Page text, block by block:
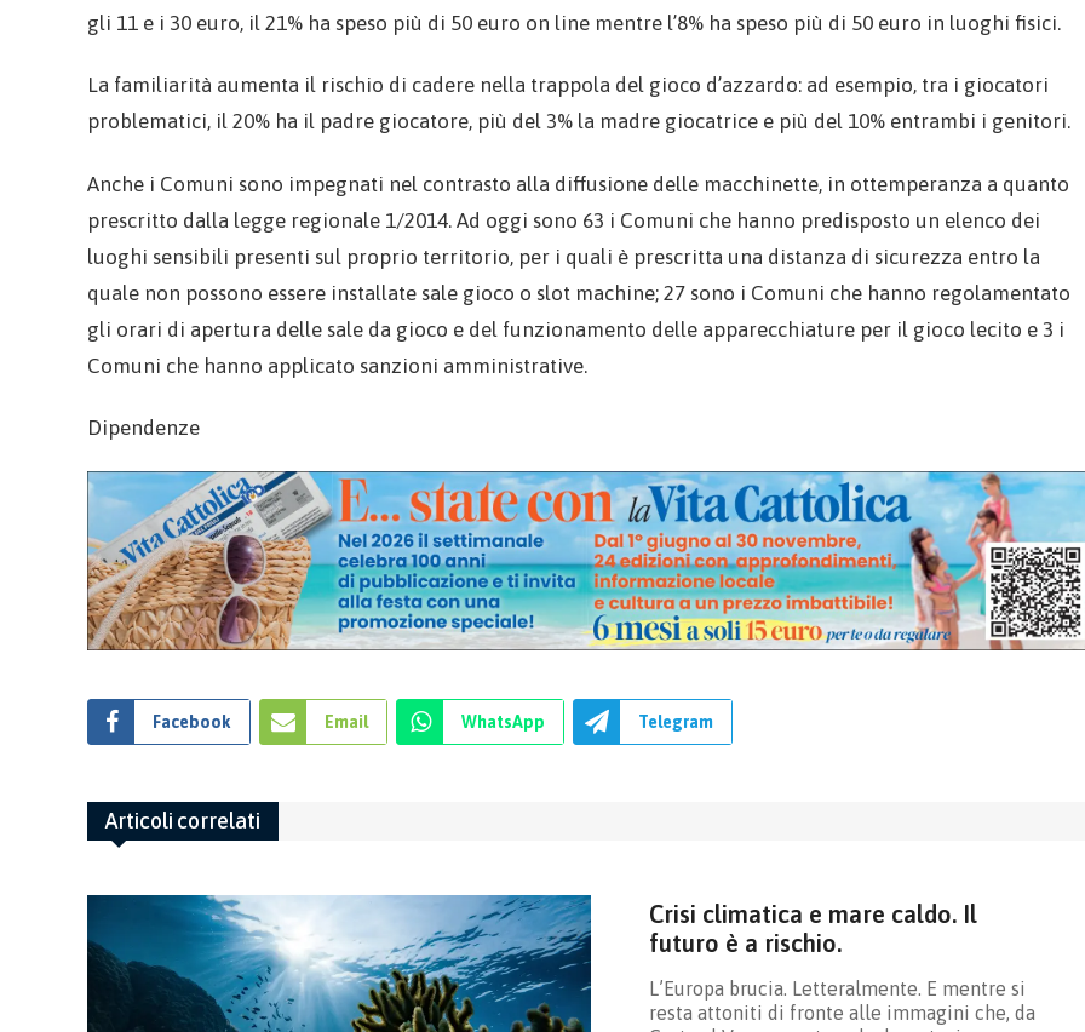
gli 11 e i 30 euro, il 21% ha speso più di 50 euro on line mentre l’8% ha speso più di 50 euro in luoghi fisici.
La familiarità aumenta il rischio di cadere nella trappola del gioco d’azzardo: ad esempio, tra i giocatori
problematici, il 20% ha il padre giocatore, più del 3% la madre giocatrice e più del 10% entrambi i genitori.
Anche i Comuni sono impegnati nel contrasto alla diffusione delle macchinette, in ottemperanza a quanto
prescritto dalla legge regionale 1/2014. Ad oggi sono 63 i Comuni che hanno predisposto un elenco dei
luoghi sensibili presenti sul proprio territorio, per i quali è prescritta una distanza di sicurezza entro la
quale non possono essere installate sale gioco o slot machine; 27 sono i Comuni che hanno regolamentato
gli orari di apertura delle sale da gioco e del funzionamento delle apparecchiature per il gioco lecito e 3 i
Comuni che hanno applicato sanzioni amministrative.
Dipendenze
Facebook Email WhatsApp Telegram
Articoli correlati
Crisi climatica e mare caldo. Il
futuro è a rischio.
L’Europa brucia. Letteralmente. E mentre si
resta attoniti di fronte alle immagini che, da